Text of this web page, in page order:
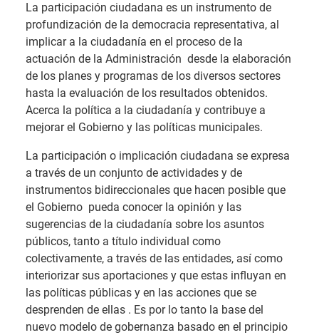
La participación ciudadana es un instrumento de
profundización de la democracia representativa, al
implicar a la ciudadanía en el proceso de la
actuación de la Administración desde la elaboración
de los planes y programas de los diversos sectores
hasta la evaluación de los resultados obtenidos.
Acerca la política a la ciudadanía y contribuye a
mejorar el Gobierno y las políticas municipales.
La participación o implicación ciudadana se expresa
a través de un conjunto de actividades y de
instrumentos bidireccionales que hacen posible que
el Gobierno pueda conocer la opinión y las
sugerencias de la ciudadanía sobre los asuntos
públicos, tanto a título individual como
colectivamente, a través de las entidades, así como
interiorizar sus aportaciones y que estas influyan en
las políticas públicas y en las acciones que se
desprenden de ellas . Es por lo tanto la base del
nuevo modelo de gobernanza basado en el principio